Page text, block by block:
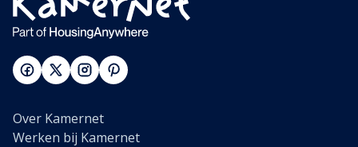
Over Kamernet
Werken bij Kamernet